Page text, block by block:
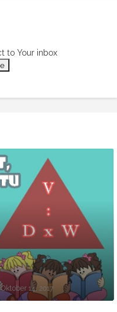
to Your inbox
Oktober 14, 2017